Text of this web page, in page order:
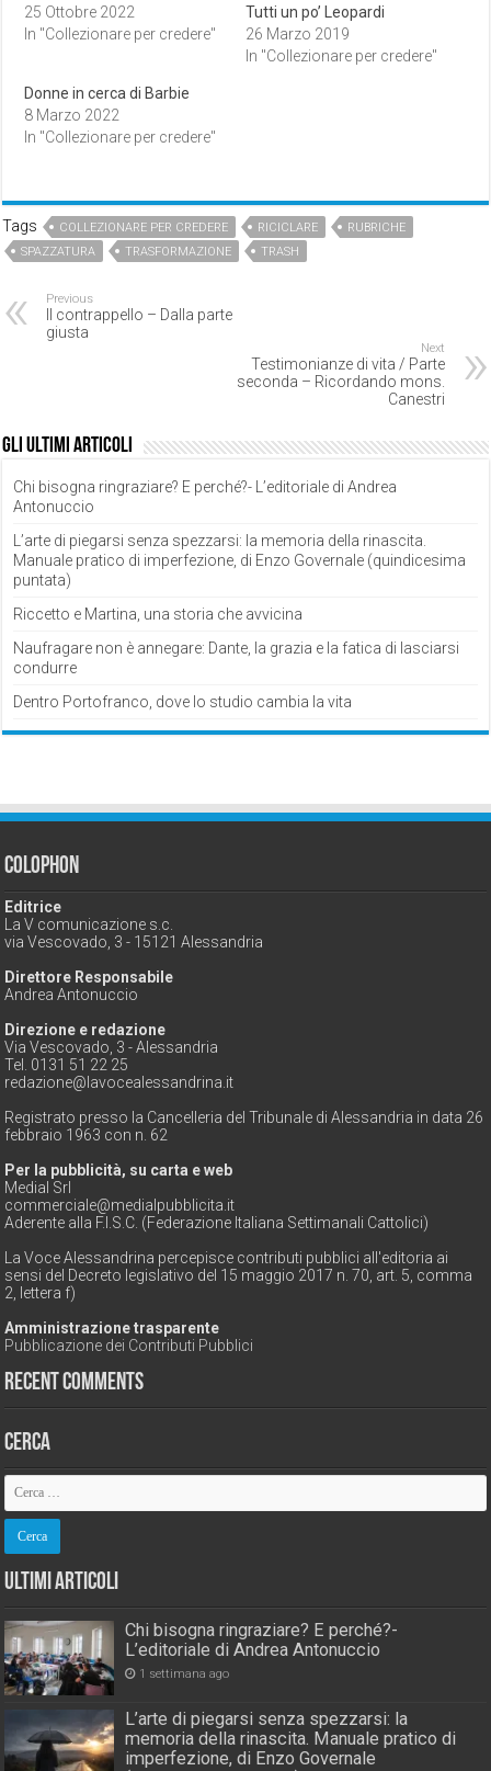
25 Ottobre 2022
In "Collezionare per credere"
Tutti un po’ Leopardi
26 Marzo 2019
In "Collezionare per credere"
Donne in cerca di Barbie
8 Marzo 2022
In "Collezionare per credere"
Tags COLLEZIONARE PER CREDERE RICICLARE
RUBRICHE
SPAZZATURA
TRASFORMAZIONE TRASH
Previous
Il contrappello – Dalla parte
giusta
Next
Testimonianze di vita / Parte
seconda – Ricordando mons.
Canestri
Gli ultimi articoli
Chi bisogna ringraziare? E perché?- L’editoriale di Andrea
Antonuccio
L’arte di piegarsi senza spezzarsi: la memoria della rinascita.
Manuale pratico di imperfezione, di Enzo Governale (quindicesima
puntata)
Riccetto e Martina, una storia che avvicina
Naufragare non è annegare: Dante, la grazia e la fatica di lasciarsi
condurre
Dentro Portofranco, dove lo studio cambia la vita
Colophon
Editrice
La V comunicazione s.c.
via Vescovado, 3 - 15121 Alessandria
Direttore Responsabile
Andrea Antonuccio
Direzione e redazione
Via Vescovado, 3 - Alessandria
Tel. 0131 51 22 25
redazione@lavocealessandrina.it
Registrato presso la Cancelleria del Tribunale di Alessandria in data 26
febbraio 1963 con n. 62
Per la pubblicità, su carta e web
Medial Srl
commerciale@medialpubblicita.it
Aderente alla F.I.S.C. (Federazione Italiana Settimanali Cattolici)
La Voce Alessandrina percepisce contributi pubblici all'editoria ai
sensi del Decreto legislativo del 15 maggio 2017 n. 70, art. 5, comma
2, lettera f)
Amministrazione trasparente
Pubblicazione dei Contributi Pubblici
Recent Comments
Cerca
Ultimi Articoli
Chi bisogna ringraziare? E perché?-
L’editoriale di Andrea Antonuccio
1 settimana ago
L’arte di piegarsi senza spezzarsi: la
memoria della rinascita. Manuale pratico di
imperfezione, di Enzo Governale